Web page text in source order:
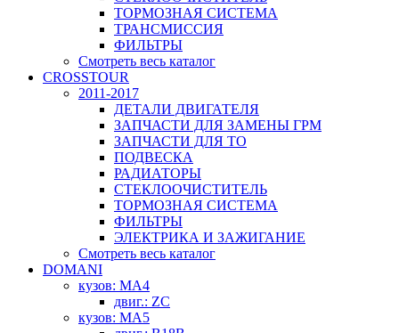
ТОРМОЗНАЯ СИСТЕМА
ТРАНСМИССИЯ
ФИЛЬТРЫ
Смотреть весь каталог
CROSSTOUR
2011-2017
ДЕТАЛИ ДВИГАТЕЛЯ
ЗАПЧАСТИ ДЛЯ ЗАМЕНЫ ГРМ
ЗАПЧАСТИ ДЛЯ ТО
ПОДВЕСКА
РАДИАТОРЫ
СТЕКЛООЧИСТИТЕЛЬ
ТОРМОЗНАЯ СИСТЕМА
ФИЛЬТРЫ
ЭЛЕКТРИКА И ЗАЖИГАНИЕ
Смотреть весь каталог
DOMANI
кузов: MA4
двиг.: ZC
кузов: MA5